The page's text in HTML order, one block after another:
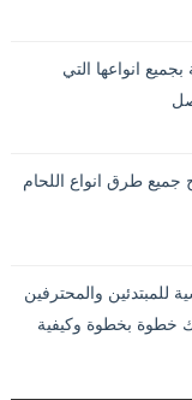
انواعها التي
جميع طرق انواع اللحام
للمبتدئين والمحترفين
خطوة بخطوة وكيفية